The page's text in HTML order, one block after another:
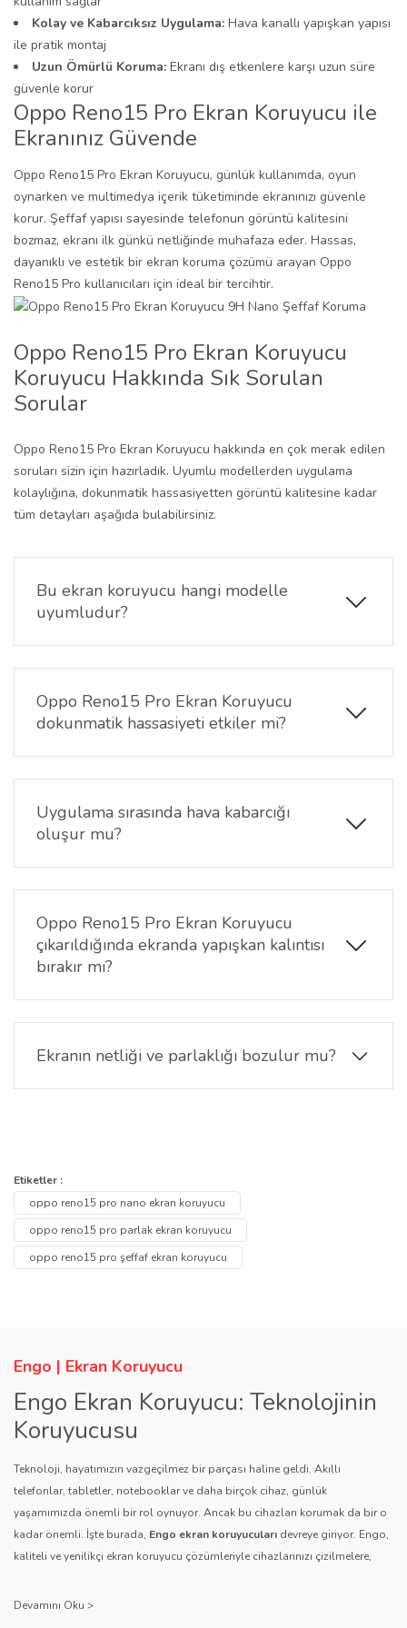
Kolay ve Kabarcıksız Uygulama: Hava kanallı yapışkan yapısı
ile pratik montaj
Uzun Ömürlü Koruma: Ekranı dış etkenlere karşı uzun süre
güvenle korur
Oppo Reno15 Pro Ekran Koruyucu ile
Ekranınız Güvende
Oppo Reno15 Pro Ekran Koruyucu, günlük kullanımda, oyun
oynarken ve multimedya içerik tüketiminde ekranınızı güvenle
korur. Şeffaf yapısı sayesinde telefonun görüntü kalitesini
bozmaz, ekranı ilk günkü netliğinde muhafaza eder. Hassas,
dayanıklı ve estetik bir ekran koruma çözümü arayan Oppo
Reno15 Pro kullanıcıları için ideal bir tercihtir.
Oppo Reno15 Pro Ekran Koruyucu
Koruyucu Hakkında Sık Sorulan
Sorular
Oppo Reno15 Pro Ekran Koruyucu hakkında en çok merak edilen
soruları sizin için hazırladık. Uyumlu modellerden uygulama
kolaylığına, dokunmatik hassasiyetten görüntü kalitesine kadar
tüm detayları aşağıda bulabilirsiniz.
Bu ekran koruyucu hangi modelle
uyumludur?
Ürün, yalnızca Oppo Reno15 Pro modelinin 6.32 inç
ekranı ile tam uyumludur. Diğer Oppo Reno15 Pro
veya farklı marka modellerle uyum sağlamaz.
Oppo Reno15 Pro Ekran Koruyucu
dokunmatik hassasiyeti etkiler mi?
Hayır, Oppo Reno15 Pro ekran koruyucu ultra ince
nano yapısı sayesinde dokunmatik performansını
etkilemez. Telefonunuzu ilk günkü hassasiyetiyle
kullanabilirsiniz.
Uygulama sırasında hava kabarcığı
oluşur mu?
Kabarcık önleyici özelliği sayesinde doğru uygulama
yapıldığında ekran üzerinde hava kabarcığı oluşmaz
ve yüzeye tam oturur. Temiz ve tozsuz bir yüzeyde
uygulanması önerilir.
Oppo Reno15 Pro Ekran Koruyucu
çıkarıldığında ekranda yapışkan kalıntısı
bırakır mı?
Hayır, çıkarıldığında ekranda hiçbir yapışkan kalıntısı
ya da iz bırakmaz. Ekranınız temiz ve pürüzsüz kalır.
Ekranın netliği ve parlaklığı bozulur mu?
Kesinlikle hayır. Nano ekran koruyucunun şeffaf
Yorum Yaz
konularda yetersiz gördüğünüz noktaları öneri formunu kullanarak
tarafımıza iletebilirsiniz.
Görüş ve önerileriniz için teşekkür ederiz.
Ürün resmi kalitesiz, bozuk veya görüntülenemiyor.
Ürün fiyatı diğer sitelerden daha pahalı.
Bu ürüne benzer farklı alternatifler olmalı.
Gönder
Soru Sor
Etiketler :
oppo reno15 pro nano ekran koruyucu
oppo reno15 pro parlak ekran koruyucu
oppo reno15 pro şeffaf ekran koruyucu
Engo | Ekran Koruyucu
Engo Ekran Koruyucu: Teknolojinin
Koruyucusu
Teknoloji, hayatımızın vazgeçilmez bir parçası haline geldi. Akıllı
telefonlar, tabletler, notebooklar ve daha birçok cihaz, günlük
yaşamımızda önemli bir rol oynuyor. Ancak bu cihazları korumak da bir o
kadar önemli. İşte burada, Engo ekran koruyucuları devreye giriyor. Engo,
kaliteli ve yenilikçi ekran koruyucu çözümleriyle cihazlarınızı çizilmelere,
sağlıyor.